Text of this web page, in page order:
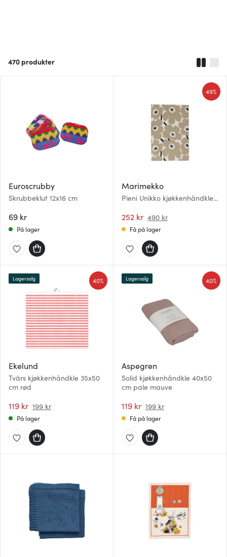
470 produkter
Euroscrubby
Skrubbeklut 12x16 cm
69 kr
På lager
Marimekko
Pieni Unikko kjøkkenhåndkle
white/beige/mørkblå
252 kr 490 kr
49%
Få på lager
Ekelund
Tvärs kjøkkenhåndkle 35x50
cm rød
119 kr 199 kr
40%
Lagersalg
På lager
Aspegren
Solid kjøkkenhåndkle 40x50
cm pale mauve
119 kr 199 kr
40%
Lagersalg
Få på lager